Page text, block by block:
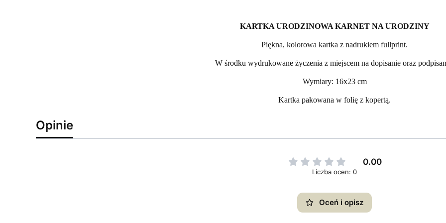
KARTKA URODZINOWA KARNET NA URODZINY
Piękna, kolorowa kartka z nadrukiem fullprint.
W środku wydrukowane życzenia z miejscem na dopisanie oraz
Wymiary: 16x23 cm
Kartka pakowana w folię z kopertą.
Opinie
0.00
Liczba ocen: 0
Oceń i opisz